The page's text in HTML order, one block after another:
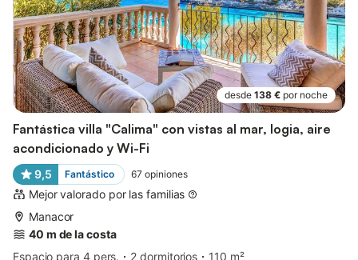
desde 138 € por noche
Fantástica villa "Calima" con vistas al mar, logia, aire
acondicionado y Wi-Fi
9,5 Fantástico 67 opiniones
Mejor valorado por las familias
Manacor
40 m de la costa
Espacio para 4 pers.
2 dormitorios
110 m²